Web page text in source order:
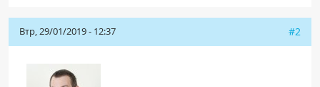
Втр, 29/01/2019 - 12:37 #2